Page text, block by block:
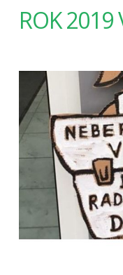
ROK 2019